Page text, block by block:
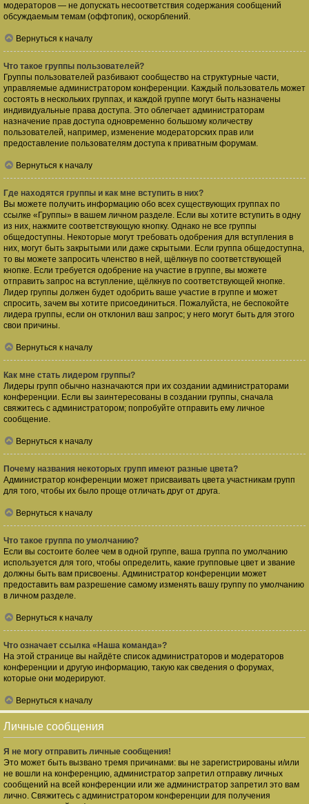
модераторов — не допускать несоответствия содержания сообщений
обсуждаемым темам (оффтопик), оскорблений.
Вернуться к началу
Что такое группы пользователей?
Группы пользователей разбивают сообщество на структурные части,
управляемые администратором конференции. Каждый пользователь может
состоять в нескольких группах, и каждой группе могут быть назначены
индивидуальные права доступа. Это облегчает администраторам
назначение прав доступа одновременно большому количеству
пользователей, например, изменение модераторских прав или
предоставление пользователям доступа к приватным форумам.
Вернуться к началу
Где находятся группы и как мне вступить в них?
Вы можете получить информацию обо всех существующих группах по
ссылке «Группы» в вашем личном разделе. Если вы хотите вступить в одну
из них, нажмите соответствующую кнопку. Однако не все группы
общедоступны. Некоторые могут требовать одобрения для вступления в
них, могут быть закрытыми или даже скрытыми. Если группа общедоступна,
то вы можете запросить членство в ней, щёлкнув по соответствующей
кнопке. Если требуется одобрение на участие в группе, вы можете
отправить запрос на вступление, щёлкнув по соответствующей кнопке.
Лидер группы должен будет одобрить ваше участие в группе и может
спросить, зачем вы хотите присоединиться. Пожалуйста, не беспокойте
лидера группы, если он отклонил ваш запрос; у него могут быть для этого
свои причины.
Вернуться к началу
Как мне стать лидером группы?
Лидеры групп обычно назначаются при их создании администраторами
конференции. Если вы заинтересованы в создании группы, сначала
свяжитесь с администратором; попробуйте отправить ему личное
сообщение.
Вернуться к началу
Почему названия некоторых групп имеют разные цвета?
Администратор конференции может присваивать цвета участникам групп
для того, чтобы их было проще отличать друг от друга.
Вернуться к началу
Что такое группа по умолчанию?
Если вы состоите более чем в одной группе, ваша группа по умолчанию
используется для того, чтобы определить, какие групповые цвет и звание
должны быть вам присвоены. Администратор конференции может
предоставить вам разрешение самому изменять вашу группу по умолчанию
в личном разделе.
Вернуться к началу
Что означает ссылка «Наша команда»?
На этой странице вы найдёте список администраторов и модераторов
конференции и другую информацию, такую как сведения о форумах,
которые они модерируют.
Вернуться к началу
Личные сообщения
Я не могу отправить личные сообщения!
Это может быть вызвано тремя причинами: вы не зарегистрированы и/или
не вошли на конференцию, администратор запретил отправку личных
сообщений на всей конференции или же администратор запретил это вам
лично. Свяжитесь с администратором конференции для получения